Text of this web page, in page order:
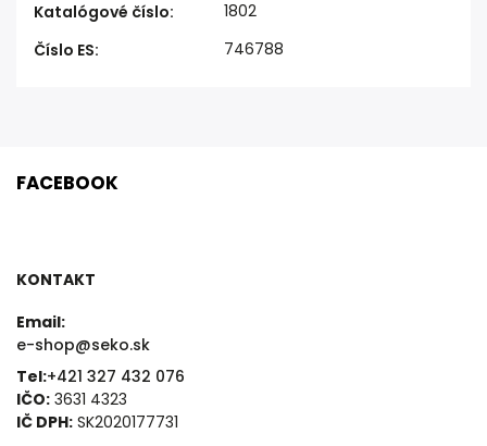
Katalógové číslo:
1802
Číslo ES: 746788
FACEBOOK
KONTAKT
Email:
e-shop@seko.sk
Tel:+421 327 432 076
IČO: 3631 4323
IČ DPH: SK2020177731